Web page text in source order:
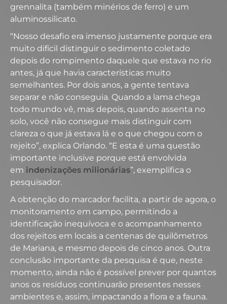
grennalita (também minérios de ferro) e um
aluminossilicato.
“Nosso desafio era imenso justamente porque era
muito difícil distinguir o sedimento coletado
depois do rompimento daquele que estava no rio
antes, já que havia características muito
semelhantes. Por dois anos, a gente tentava
separar e não conseguia. Quando a lama chega
todo mundo vê, mas depois, quando assenta no
solo, você não consegue mais distinguir com
clareza o que já estava lá e o que chegou com o
rejeito”, explica Orlando. “E esta é uma questão
importante inclusive porque está envolvida
em indenizações milionárias”, exemplifica o
pesquisador.
A obtenção do marcador facilita, a partir de agora, o
monitoramento em campo, permitindo a
identificação inequívoca e o acompanhamento
dos rejeitos em locais a centenas de quilômetros
de Mariana, e mesmo depois de cinco anos. Outra
conclusão importante da pesquisa é que, neste
momento, ainda não é possível prever por quantos
anos os resíduos continuarão presentes nesses
ambientes e, assim, impactando a flora e a fauna.